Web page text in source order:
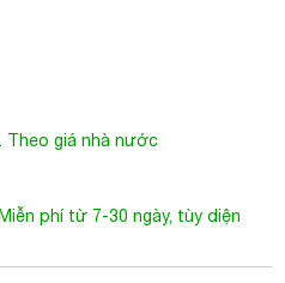
Theo giá nhà nước
phí từ 7-30 ngày, tùy diện